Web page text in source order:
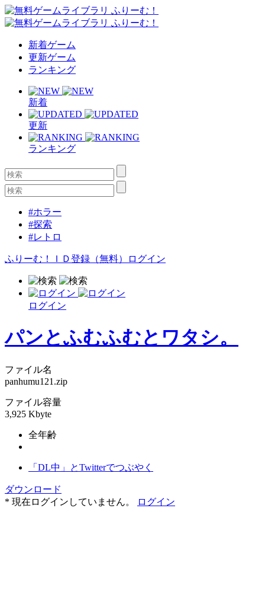
新着ゲーム
更新ゲーム
ランキング
新着
更新
ランキング
#ホラー
#探索
#レトロ
ふりーむ！ＩＤ登録（無料） ログイン
ログイン
パンとふむふむとワタシ。
ファイル名
panhumu121.zip
ファイル容量
3,925 Kbyte
全年齢
「DL中」とTwitterでつぶやく
ダウンロード
* 現在ログインしていません。
ログイン